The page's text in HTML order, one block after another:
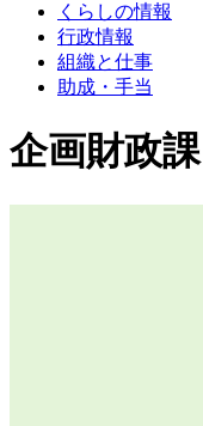
くらしの情報
行政情報
組織と仕事
助成・手当
企画財政課